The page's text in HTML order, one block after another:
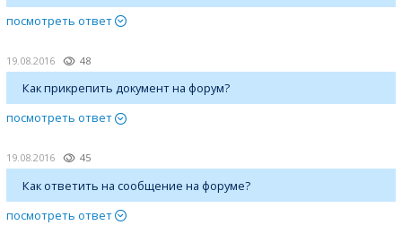
посмотреть ответ
19.08.2016 48
Как прикрепить документ на форум?
посмотреть ответ
19.08.2016 45
Как ответить на сообщение на форуме?
посмотреть ответ